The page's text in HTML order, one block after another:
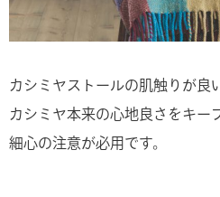
カシミヤストールの肌触りが良
カシミヤ本来の心地良さをキー
細心の注意が必用です。